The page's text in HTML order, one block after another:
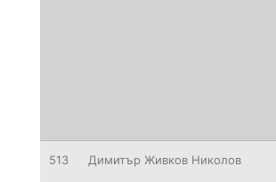
513 Димитър Живков Николов